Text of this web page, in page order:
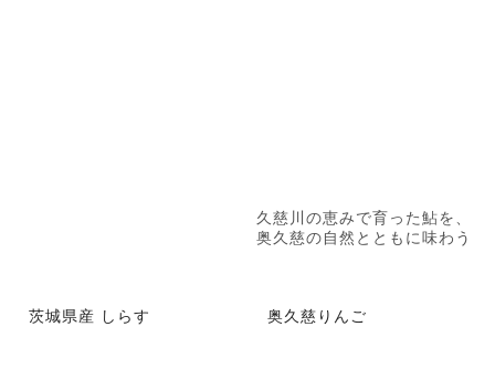
久慈川の恵みで育った鮎を、
奥久慈の自然とともに味わう
茨城県産 しらす 奥久慈りんご